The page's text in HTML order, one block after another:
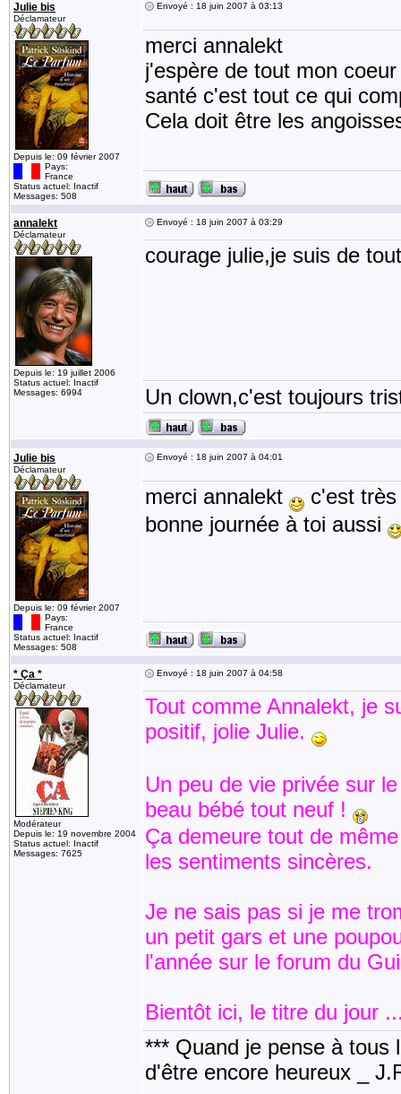
Julie bis
Déclamateur
Depuis le: 09 février 2007
Pays:
France
Status actuel: Inactif
Messages: 508
Envoyé : 18 juin 2007 à 03:13
merci annalekt
j'espère de tout mon
santé c'est tout ce qui
Cela doit être les
annalekt
Déclamateur
Depuis le: 19 juillet 2006
Status actuel: Inactif
Messages: 6994
Envoyé : 18 juin 2007 à 03:29
courage julie,je suis de
Un clown,c'est toujours
Julie bis
Déclamateur
Depuis le: 09 février 2007
Pays:
France
Status actuel: Inactif
Messages: 508
Envoyé : 18 juin 2007 à 04:01
merci annalekt
c'est
bonne journée à toi aussi
* Ça *
Déclamateur
Modérateur
Depuis le: 19 novembre 2004
Status actuel: Inactif
Messages: 7625
Envoyé : 18 juin 2007 à 04:58
Tout comme Annalekt, je
positif, jolie Julie.
Un peu de vie privée sur
beau bébé tout neuf !
Ça demeure tout de
les sentiments sincères.
Je ne sais pas si je me
un petit gars et une
l'année sur le forum du
Bientôt ici, le titre du jour
*** Quand je pense à tous
d'être encore heureux _